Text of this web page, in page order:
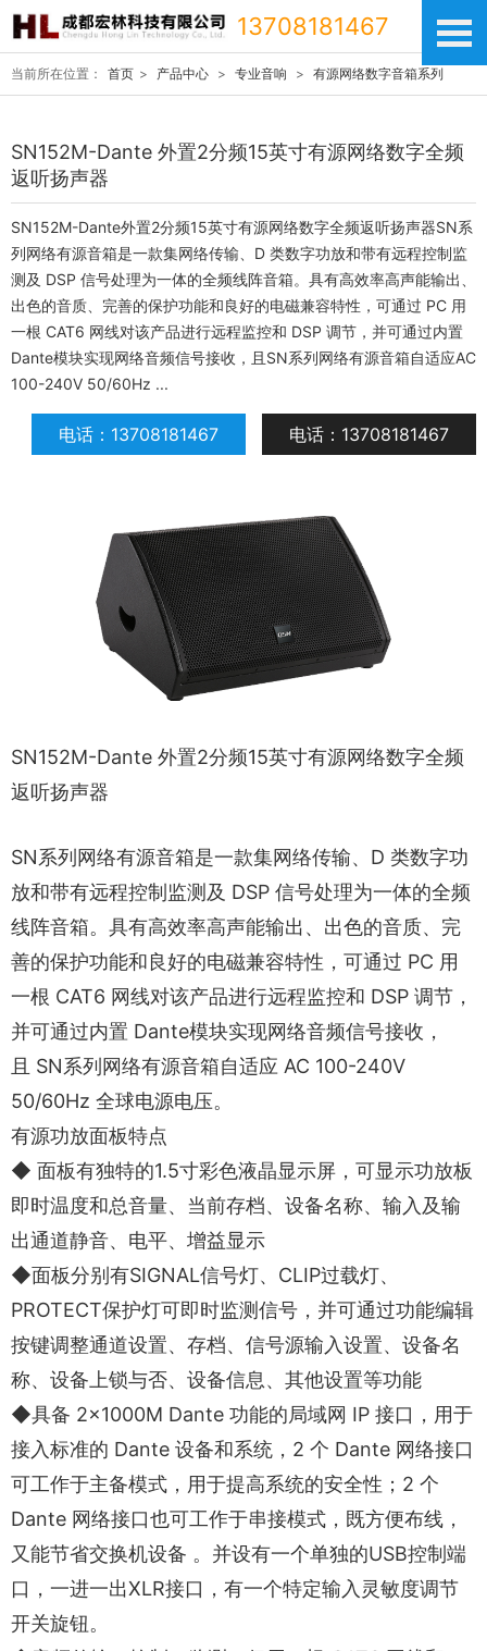
13708181467
当前所在位置： 首页 > 产品中心 > 专业音响 > 有源网络数字音箱系列
SN152M-Dante 外置2分频15英寸有源网络数字全频
返听扬声器
SN152M-Dante外置2分频15英寸有源网络数字全频返听扬声器SN系
列网络有源音箱是一款集网络传输、D 类数字功放和带有远程控制监
测及 DSP 信号处理为一体的全频线阵音箱。具有高效率高声能输出、
出色的音质、完善的保护功能和良好的电磁兼容特性，可通过 PC 用
一根 CAT6 网线对该产品进行远程监控和 DSP 调节，并可通过内置
Dante模块实现网络音频信号接收，且SN系列网络有源音箱自适应AC
100-240V 50/60Hz ...
电话：13708181467
电话：13708181467
SN152M-Dante 外置2分频15英寸有源网络数字全频
返听扬声器
SN系列网络有源音箱是一款集网络传输、D 类数字功
放和带有远程控制监测及 DSP 信号处理为一体的全频
线阵音箱。具有高效率高声能输出、出色的音质、完
善的保护功能和良好的电磁兼容特性，可通过 PC 用
一根 CAT6 网线对该产品进行远程监控和 DSP 调节，
并可通过内置 Dante模块实现网络音频信号接收，
且 SN系列网络有源音箱自适应 AC 100-240V
50/60Hz 全球电源电压。
有源功放面板特点
◆ 面板有独特的1.5寸彩色液晶显示屏，可显示功放板
即时温度和总音量、当前存档、设备名称、输入及输
出通道静音、电平、增益显示
◆面板分别有SIGNAL信号灯、CLIP过载灯、
PROTECT保护灯可即时监测信号，并可通过功能编辑
按键调整通道设置、存档、信号源输入设置、设备名
称、设备上锁与否、设备信息、其他设置等功能
◆具备 2×1000M Dante 功能的局域网 IP 接口，用于
接入标准的 Dante 设备和系统，2 个 Dante 网络接口
可工作于主备模式，用于提高系统的安全性；2 个
Dante 网络接口也可工作于串接模式，既方便布线，
又能节省交换机设备 。并设有一个单独的USB控制端
口，一进一出XLR接口，有一个特定输入灵敏度调节
开关旋钮。